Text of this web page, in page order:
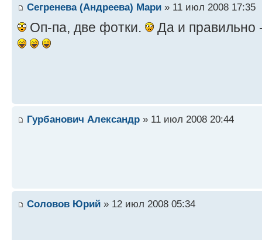
Сегренева (Андреева) Мари » 11 июл 2008 17:35
Оп-па, две фотки. Да и правильно
Гурбанович Александр » 11 июл 2008 20:44
Соловов Юрий » 12 июл 2008 05:34